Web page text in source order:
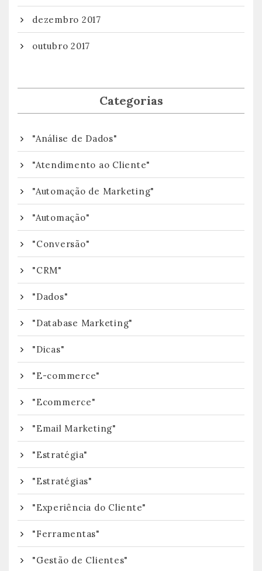
dezembro 2017
outubro 2017
Categorias
"Análise de Dados"
"Atendimento ao Cliente"
"Automação de Marketing"
"Automação"
"Conversão"
"CRM"
"Dados"
"Database Marketing"
"Dicas"
"E-commerce"
"Ecommerce"
"Email Marketing"
"Estratégia"
"Estratégias"
"Experiência do Cliente"
"Ferramentas"
"Gestão de Clientes"